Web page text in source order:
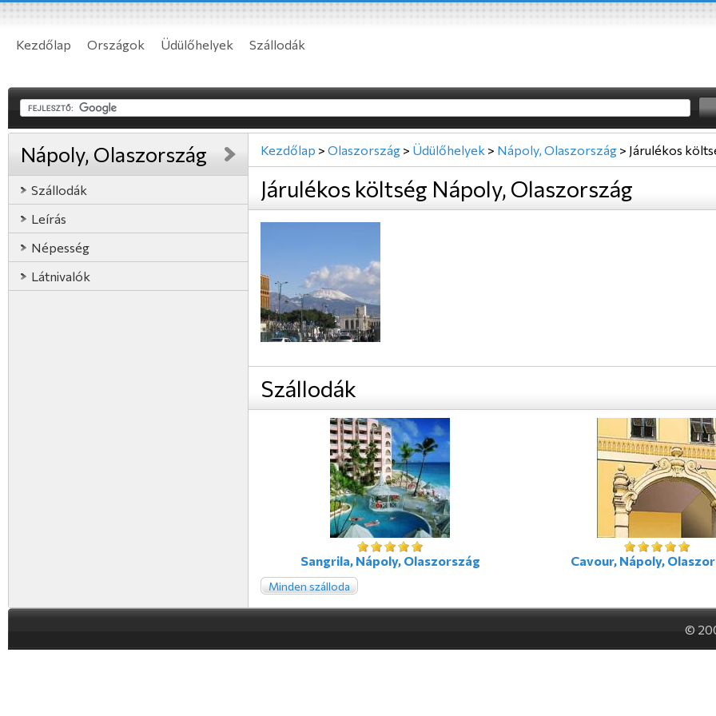
Kezdőlap Országok Üdülőhelyek Szállodák
Nápoly, Olaszország
Szállodák
Leírás
Népesség
Látnivalók
Kezdőlap > Olaszország > Üdülőhelyek > Nápoly, Olaszország > Járulékos
Járulékos költség Nápoly, Olaszország
Szállodák
Sangrila, Nápoly, Olaszország Cavour, Nápoly,
Minden szálloda
©